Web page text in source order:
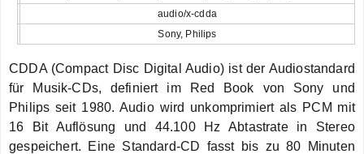
audio/x-cdda
Sony, Philips
CDDA (Compact Disc Digital Audio) ist der Audiostandard
für Musik-CDs, definiert im Red Book von Sony und
Philips seit 1980. Audio wird unkomprimiert als PCM mit
16 Bit Auflösung und 44.100 Hz Abtastrate in Stereo
gespeichert. Eine Standard-CD fasst bis zu 80 Minuten